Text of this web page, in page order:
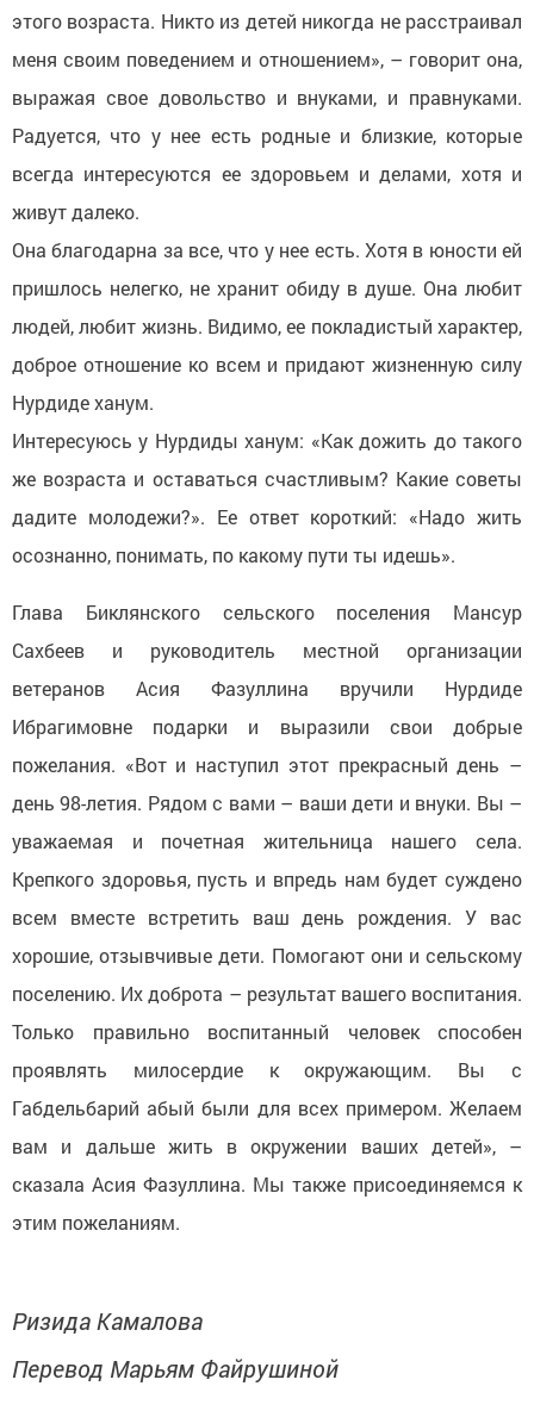
этого возраста. Никто из детей никогда не расстраивал
меня своим поведением и отношением», – говорит она,
выражая свое довольство и внуками, и правнуками.
Радуется, что у нее есть родные и близкие, которые
всегда интересуются ее здоровьем и делами, хотя и
живут далеко.
Она благодарна за все, что у нее есть. Хотя в юности ей
пришлось нелегко, не хранит обиду в душе. Она любит
людей, любит жизнь. Видимо, ее покладистый характер,
доброе отношение ко всем и придают жизненную силу
Нурдиде ханум.
Интересуюсь у Нурдиды ханум: «Как дожить до такого
же возраста и оставаться счастливым? Какие советы
дадите молодежи?». Ее ответ короткий: «Надо жить
осознанно, понимать, по какому пути ты идешь».
Глава Биклянского сельского поселения Мансур
Сахбеев и руководитель местной организации
ветеранов Асия Фазуллина вручили Нурдиде
Ибрагимовне подарки и выразили свои добрые
пожелания. «Вот и наступил этот прекрасный день –
день 98-летия. Рядом с вами – ваши дети и внуки. Вы –
уважаемая и почетная жительница нашего села.
Крепкого здоровья, пусть и впредь нам будет суждено
всем вместе встретить ваш день рождения. У вас
хорошие, отзывчивые дети. Помогают они и сельскому
поселению. Их доброта – результат вашего воспитания.
Только правильно воспитанный человек способен
проявлять милосердие к окружающим. Вы с
Габдельбарий абый были для всех примером. Желаем
вам и дальше жить в окружении ваших детей», –
сказала Асия Фазуллина. Мы также присоединяемся к
этим пожеланиям.
Ризида Камалова
Перевод Марьям Файрушиной